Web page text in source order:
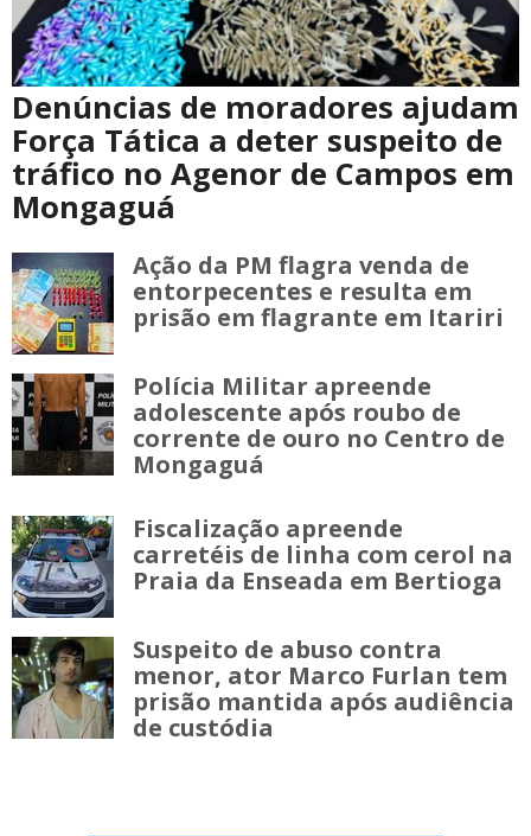
Denúncias de moradores ajudam
Força Tática a deter suspeito de
tráfico no Agenor de Campos em
Mongaguá
Ação da PM flagra venda de
entorpecentes e resulta em
prisão em flagrante em Itariri
Polícia Militar apreende
adolescente após roubo de
corrente de ouro no Centro de
Mongaguá
Fiscalização apreende
carretéis de linha com cerol na
Praia da Enseada em Bertioga
Suspeito de abuso contra
menor, ator Marco Furlan tem
prisão mantida após audiência
de custódia